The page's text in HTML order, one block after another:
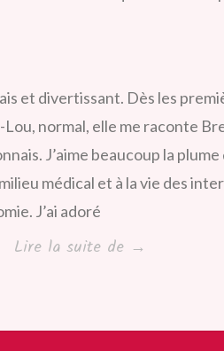
et divertissant. Dès les
Lou, normal, elle me raconte
J’aime beaucoup la
médical et à la vie des
J’ai adoré
Lire la suite de « Les
de
→